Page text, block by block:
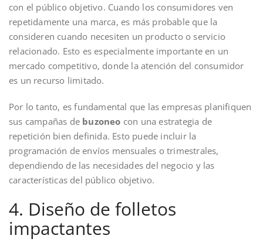
con el público objetivo. Cuando los consumidores ven
repetidamente una marca, es más probable que la
consideren cuando necesiten un producto o servicio
relacionado. Esto es especialmente importante en un
mercado competitivo, donde la atención del consumidor
es un recurso limitado.
Por lo tanto, es fundamental que las empresas planifiquen
sus campañas de buzoneo con una estrategia de
repetición bien definida. Esto puede incluir la
programación de envíos mensuales o trimestrales,
dependiendo de las necesidades del negocio y las
características del público objetivo.
4. Diseño de folletos
impactantes